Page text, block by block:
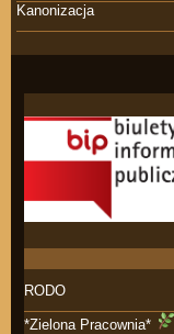
Kanonizacja
RODO
*Zielona Pracownia*